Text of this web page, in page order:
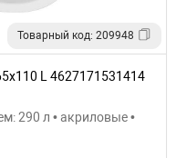
Товарный код: 209948
L 4627171531414
290 л • акриловые •